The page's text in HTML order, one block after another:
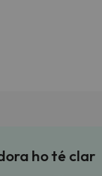
ho té clar